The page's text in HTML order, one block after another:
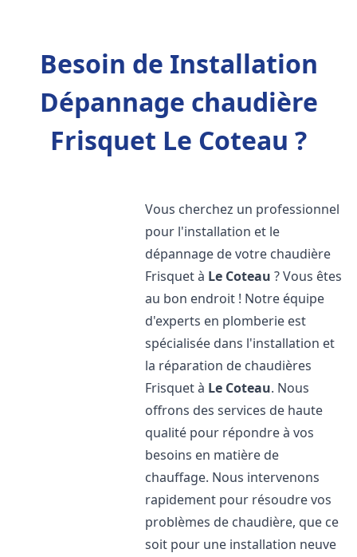
Besoin de Installation
Dépannage chaudière
Frisquet Le Coteau ?
Vous cherchez un professionnel
pour l'installation et le
dépannage de votre chaudière
Frisquet à Le Coteau ? Vous êtes
au bon endroit ! Notre équipe
d'experts en plomberie est
spécialisée dans l'installation et
la réparation de chaudières
Frisquet à Le Coteau. Nous
offrons des services de haute
qualité pour répondre à vos
besoins en matière de
chauffage. Nous intervenons
rapidement pour résoudre vos
problèmes de chaudière, que ce
soit pour une installation neuve